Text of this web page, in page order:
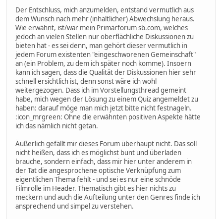
Der Entschluss, mich anzumelden, entstand vermutlich aus
dem Wunsch nach mehr (inhaltlicher) Abwechslung heraus.
Wie erwähnt, ist/war mein Primärforum sb.com, welches
jedoch an vielen Stellen nur oberflächliche Diskussionen zu
bieten hat - es sei denn, man gehört dieser vermutlich in
jedem Forum existenten "eingeschworenen Gemeinschaft"
an (ein Problem, zu dem ich später noch komme). Insoern
kann ich sagen, dass die Qualität der Diskussionen hier sehr
schnell ersichtlich ist, denn sonst wäre ich wohl
weitergezogen. Dass ich im Vorstellungsthread gemeint
habe, mich wegen der Lösung zu einem Quiz angemeldet zu
haben: darauf möge man mich jetzt bitte nicht festnageln.
:icon_mrgreen: Ohne die erwähnten positiven Aspekte hätte
ich das nämlich nicht getan.
Äußerlich gefällt mir dieses Forum überhaupt nicht. Das soll
nicht heißen, dass ich es möglichst bunt und überladen
brauche, sondern einfach, dass mir hier unter anderem in
der Tat die angesprochene optische Verknüpfung zum
eigentlichen Thema fehlt - und sei es nur eine schnöde
Filmrolle im Header. Thematisch gibt es hier nichts zu
meckern und auch die Aufteilung unter den Genres finde ich
ansprechend und simpel zu verstehen.